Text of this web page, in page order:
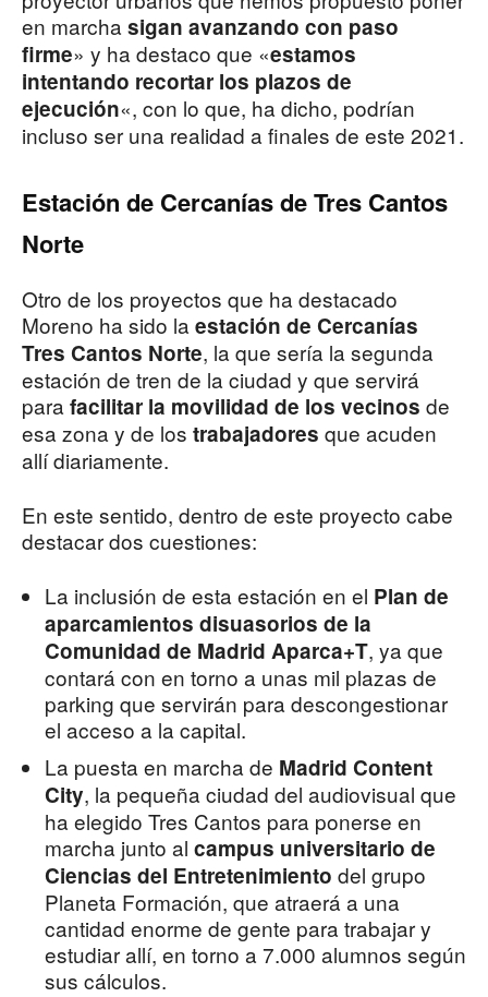
en marcha sigan avanzando con paso
firme» y ha destaco que «estamos
intentando recortar los plazos de
ejecución«, con lo que, ha dicho, podrían
incluso ser una realidad a finales de este 2021.
Estación de Cercanías de Tres Cantos
Norte
Otro de los proyectos que ha destacado
Moreno ha sido la estación de Cercanías
Tres Cantos Norte, la que sería la segunda
estación de tren de la ciudad y que servirá
para facilitar la movilidad de los vecinos de
esa zona y de los trabajadores que acuden
allí diariamente.
En este sentido, dentro de este proyecto cabe
destacar dos cuestiones:
La inclusión de esta estación en el Plan de
aparcamientos disuasorios de la
Comunidad de Madrid Aparca+T, ya que
contará con en torno a unas mil plazas de
parking que servirán para descongestionar
el acceso a la capital.
La puesta en marcha de Madrid Content
City, la pequeña ciudad del audiovisual que
ha elegido Tres Cantos para ponerse en
marcha junto al campus universitario de
Ciencias del Entretenimiento del grupo
Planeta Formación, que atraerá a una
cantidad enorme de gente para trabajar y
estudiar allí, en torno a 7.000 alumnos según
sus cálculos.